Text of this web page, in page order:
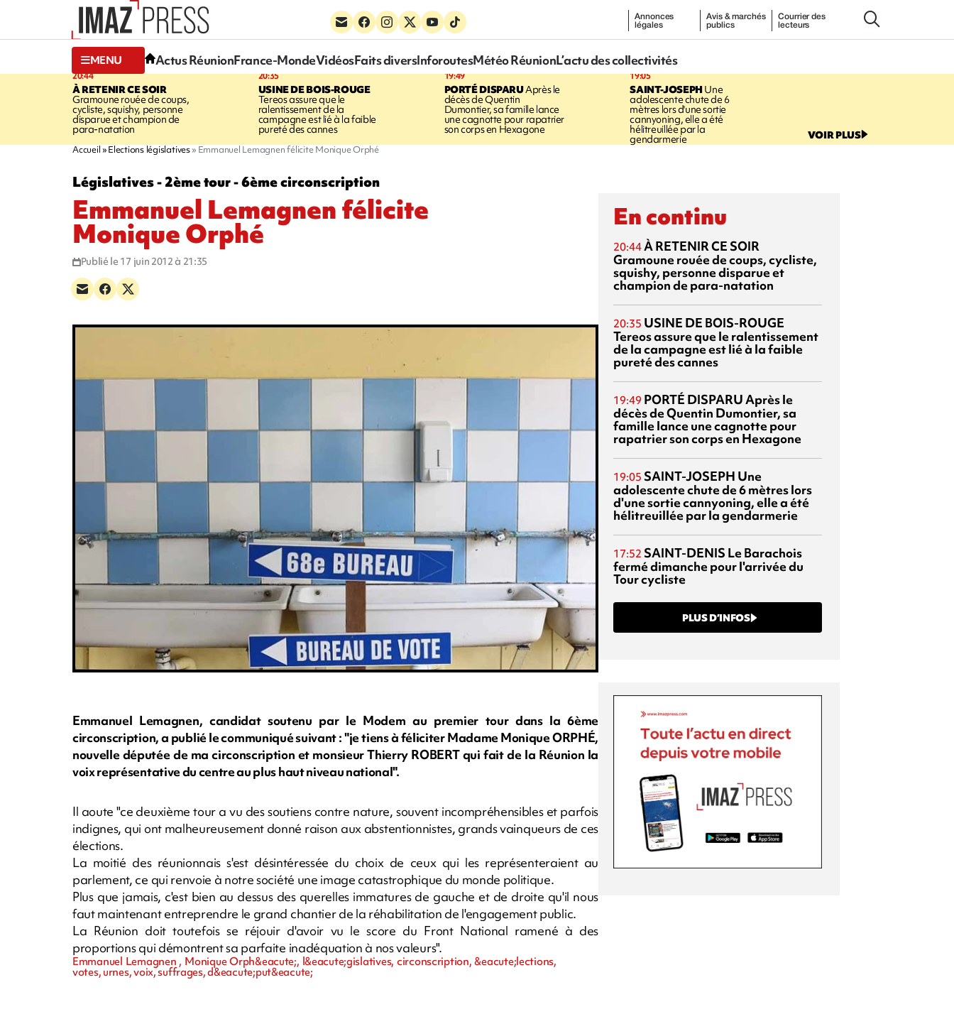
Annonces
légales
Avis & marchés
publics
Courrier des
lecteurs
MENU Actus RéunionFrance-MondeVidéosFaits diversInforoutesMétéo RéunionL’actu des collectivités
20:44
À RETENIR CE SOIR
Gramoune rouée de coups,
cycliste, squishy, personne
disparue et champion de
para-natation
20:35
USINE DE BOIS-ROUGE
Tereos assure que le
ralentissement de la
campagne est lié à la faible
pureté des cannes
19:49
PORTÉ DISPARUAprès le
décès de Quentin
Dumontier, sa famille lance
une cagnotte pour rapatrier
son corps en Hexagone
19:05
SAINT-JOSEPHUne
adolescente chute de 6
mètres lors d'une sortie
cannyoning, elle a été
hélitreuillée par la
gendarmerie VOIR PLUS
Accueil Elections législatives Emmanuel Lemagnen félicite Monique Orphé
Législatives - 2ème tour - 6ème circonscription
Emmanuel Lemagnen félicite
Monique Orphé
Publié le 17 juin 2012 à 21:35
Emmanuel Lemagnen, candidat soutenu par le Modem au premier tour dans la 6ème
circonscription, a publié le communiqué suivant : "je tiens à féliciter Madame Monique ORPHÉ,
nouvelle députée de ma circonscription et monsieur Thierry ROBERT qui fait de la Réunion la
voix représentative du centre au plus haut niveau national".
Il aoute "ce deuxième tour a vu des soutiens contre nature, souvent incompréhensibles et parfois
indignes, qui ont malheureusement donné raison aux abstentionnistes, grands vainqueurs de ces
élections.
La moitié des réunionnais s'est désintéressée du choix de ceux qui les représenteraient au
parlement, ce qui renvoie à notre société une image catastrophique du monde politique.
Plus que jamais, c'est bien au dessus des querelles immatures de gauche et de droite qu'il nous
faut maintenant entreprendre le grand chantier de la réhabilitation de l'engagement public.
La Réunion doit toutefois se réjouir d'avoir vu le score du Front National ramené à des
proportions qui démontrent sa parfaite inadéquation à nos valeurs".
Emmanuel Lemagnen , Monique Orph&eacute;, l&eacute;gislatives, circonscription, &eacute;lections,
votes, urnes, voix, suffrages, d&eacute;put&eacute;
En continu
20:44À RETENIR CE SOIR
Gramoune rouée de coups, cycliste,
squishy, personne disparue et
champion de para-natation
20:35 USINE DE BOIS-ROUGE
Tereos assure que le ralentissement
de la campagne est lié à la faible
pureté des cannes
19:49 PORTÉ DISPARUAprès le
décès de Quentin Dumontier, sa
famille lance une cagnotte pour
rapatrier son corps en Hexagone
19:05 SAINT-JOSEPH Une
adolescente chute de 6 mètres lors
d'une sortie cannyoning, elle a été
hélitreuillée par la gendarmerie
17:52 SAINT-DENIS Le Barachois
fermé dimanche pour l'arrivée du
Tour cycliste
PLUS D’INFOS